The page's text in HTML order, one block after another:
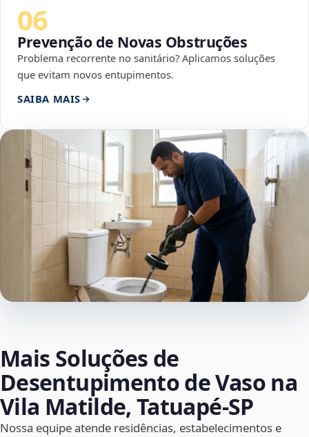
06
Prevenção de Novas Obstruções
Problema recorrente no sanitário? Aplicamos soluções
que evitam novos entupimentos.
SAIBA MAIS
Mais Soluções de
Desentupimento de Vaso na
Vila Matilde, Tatuapé‑SP
Nossa equipe atende residências, estabelecimentos e